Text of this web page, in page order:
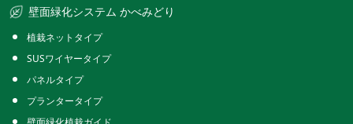
壁面緑化システム かべみどり
植栽ネットタイプ
SUSワイヤータイプ
パネルタイプ
プランタータイプ